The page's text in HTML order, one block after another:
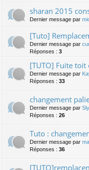
sharan 2015
Dernier message par
[Tuto]
Dernier message par
Réponses : 3
[TUTO] Fuite
Dernier message par
Réponses : 33
changement
Dernier message par
Réponses : 26
Tuto :
Dernier message par
Réponses : 36